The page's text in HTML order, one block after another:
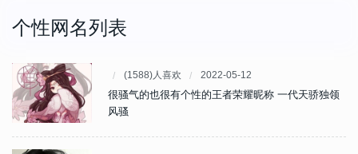
个性网名列表
(1588)人喜欢 2022-05-12
很骚气的也很有个性的王者荣耀昵称 一代天骄独领
风骚